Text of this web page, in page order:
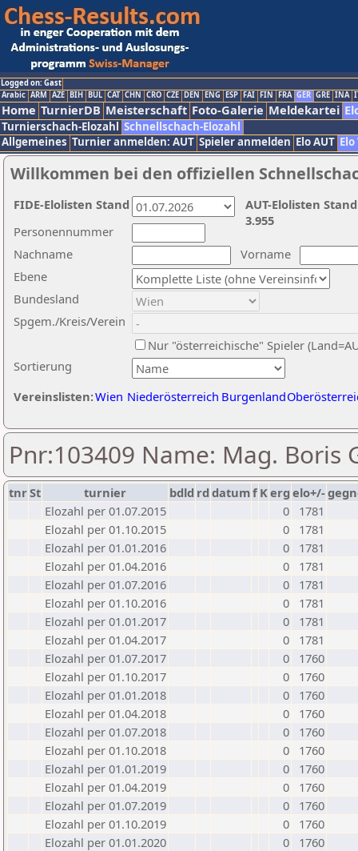
Logged on: Gast
Arabic ARM AZE BIH BUL CAT CHN CRO CZE DEN ENG ESP FAI FIN FRA GER GRE INA
Home TurnierDB Meisterschaft Foto-Galerie Meldekartei
Turnierschach-Elozahl Schnellschach-Elozahl
Allgemeines Turnier anmelden: AUT Spieler anmelden Elo AUT
Willkommen bei den offiziellen
Nachname
Vorname
Ebene
Sortierung
Personennummer
Bundesland
Spgem./Kreis/Verein
Nur "österreichische" Spieler
Vereinslisten:Wien Niederösterreich Burgenland
AUT-Elolisten
3.955
FIDE-Elolisten Stand
Pnr:103409 Name: Mag. Boris
tnrSt turnier bdld rd datumf Kerg elo+/-
Elozahl per 01.07.2015
0
1781
Elozahl per 01.10.2015
0
1781
Elozahl per 01.01.2016
0
1781
Elozahl per 01.04.2016
0
1781
Elozahl per 01.07.2016
0
1781
Elozahl per 01.10.2016
0
1781
Elozahl per 01.01.2017
0
1781
Elozahl per 01.04.2017
0
1781
Elozahl per 01.07.2017
0
1760
Elozahl per 01.10.2017
0
1760
Elozahl per 01.01.2018
0
1760
Elozahl per 01.04.2018
0
1760
Elozahl per 01.07.2018
0
1760
Elozahl per 01.10.2018
0
1760
Elozahl per 01.01.2019
0
1760
Elozahl per 01.04.2019
0
1760
Elozahl per 01.07.2019
0
1760
Elozahl per 01.10.2019
0
1760
Elozahl per 01.01.2020
0
1760